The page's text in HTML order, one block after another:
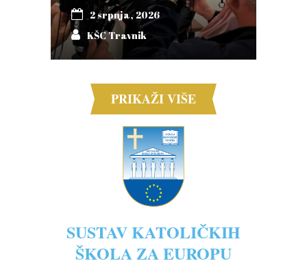
2 srpnja, 2026
KŠC Travnik
PRIKAŽI VIŠE
SUSTAV KATOLIČKIH
ŠKOLA ZA EUROPU